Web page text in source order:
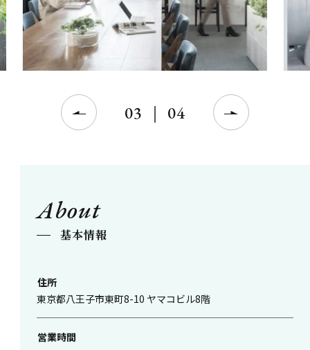
03 ｜ 04
About
基本情報
住所
東京都八王子市東町8-10 ヤマコビル8階
営業時間